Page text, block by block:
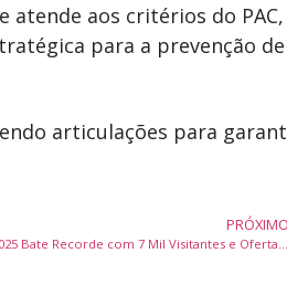
aos critérios do PAC,
para a prevenção de
articulações para
PRÓXIMO